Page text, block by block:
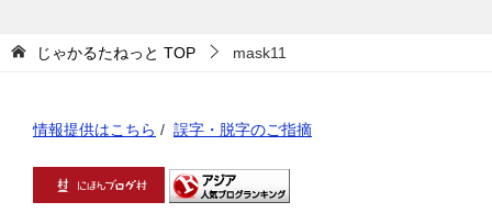
じゃかるたねっと TOP mask11
情報提供はこちら / 誤字・脱字のご指摘